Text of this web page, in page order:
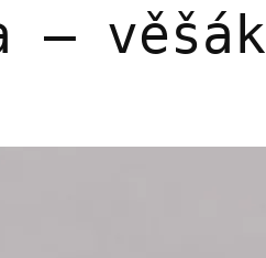
– věšák